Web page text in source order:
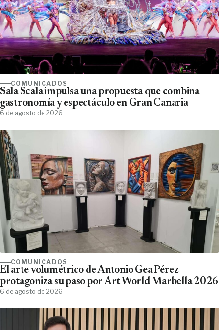
COMUNICADOS
Sala Scala impulsa una propuesta que combina
gastronomía y espectáculo en Gran Canaria
6 de agosto de 2026
COMUNICADOS
El arte volumétrico de Antonio Gea Pérez
protagoniza su paso por Art World Marbella 2026
6 de agosto de 2026